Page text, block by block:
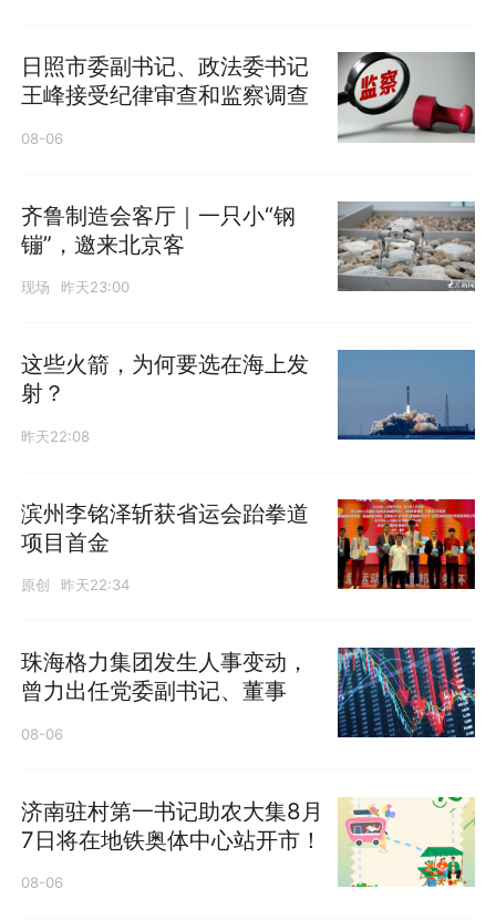
日照市委副书记、政法委书记
王峰接受纪律审查和监察调查
08-06
齐鲁制造会客厅｜一只小“钢
镚”，邀来北京客
现场 昨天23:00
这些火箭，为何要选在海上发
射？
昨天22:08
滨州李铭泽斩获省运会跆拳道
项目首金
原创 昨天22:34
珠海格力集团发生人事变动，
曾力出任党委副书记、董事
08-06
济南驻村第一书记助农大集8月
7日将在地铁奥体中心站开市！
08-06